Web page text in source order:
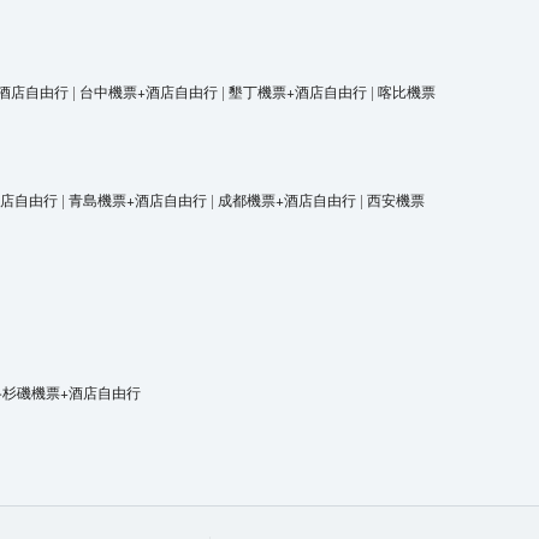
店自由行 | 台中機票+酒店自由行 | 墾丁機票+酒店自由行 | 喀比機票
自由行 | 青島機票+酒店自由行 | 成都機票+酒店自由行 | 西安機票
磯機票+酒店自由行